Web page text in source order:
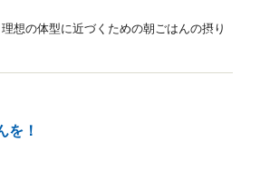
想の体型に近づくための朝ごはんの摂り
を！